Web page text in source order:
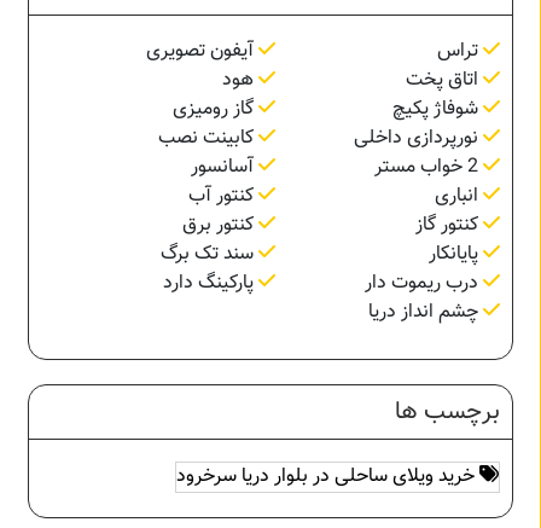
تراس
آیفون تصویری
اتاق پخت
هود
شوفاژ پکیچ
گاز رومیزی
نورپردازی داخلی
کابینت نصب
آسانسور
انباری
کنتور آب
کنتور گاز
کنتور برق
پایانکار
سند تک برگ
درب ریموت دار
پارکینگ دارد
چشم انداز دریا
برچسب ها
خرید ویلای ساحلی در بلوار دریا سرخرود